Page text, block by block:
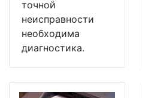
точной
неисправности
необходима
диагностика.